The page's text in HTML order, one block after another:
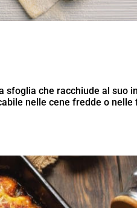
che racchiude al suo
nelle cene fredde o nelle